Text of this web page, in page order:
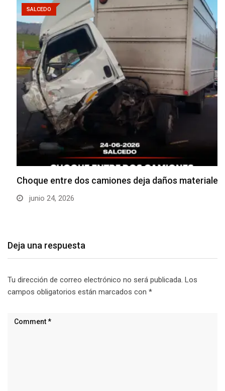
SALCEDO
Choque entre dos camiones deja daños materiales
junio 24, 2026
Deja una respuesta
Tu dirección de correo electrónico no será publicada. Los
campos obligatorios están marcados con *